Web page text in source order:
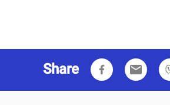
Share email